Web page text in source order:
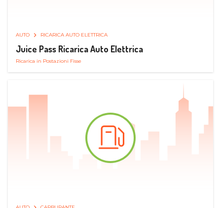
AUTO RICARICA AUTO ELETTRICA
Juice Pass Ricarica Auto Elettrica
Ricarica in Postazioni Fisse